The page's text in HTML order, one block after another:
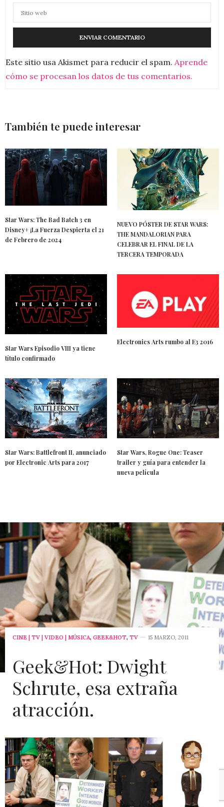
Este sitio usa Akismet para reducir el spam. Aprende
cómo se procesan los datos de tus comentarios.
También te puede interesar
Star Wars: The Bad Batch 3 en
Disney+ ¡La Fuerza Despierta el 21
de Febrero de 2024
NUEVO PÓSTER DE STAR WARS:
THE MANDALORIAN PARA
CELEBRAR EL FINAL DE LA
TERCERA TEMPORADA
Star Wars Episodio VIII ya tiene
título confirmado
Electronics Arts rumbo al E3 2016
Star Wars: Battlefront II, anunciado
por Electronic Arts para 2017
Star Wars, Rogue One: Teaser
trailer y guía para entender la
nueva película
CINE | TV | VIDEO | MÚSICA, GEEK&HOT, TV 15 MARZO, 2011
Geek&Hot: Dwight
Schrute, esa extraña
atracción.